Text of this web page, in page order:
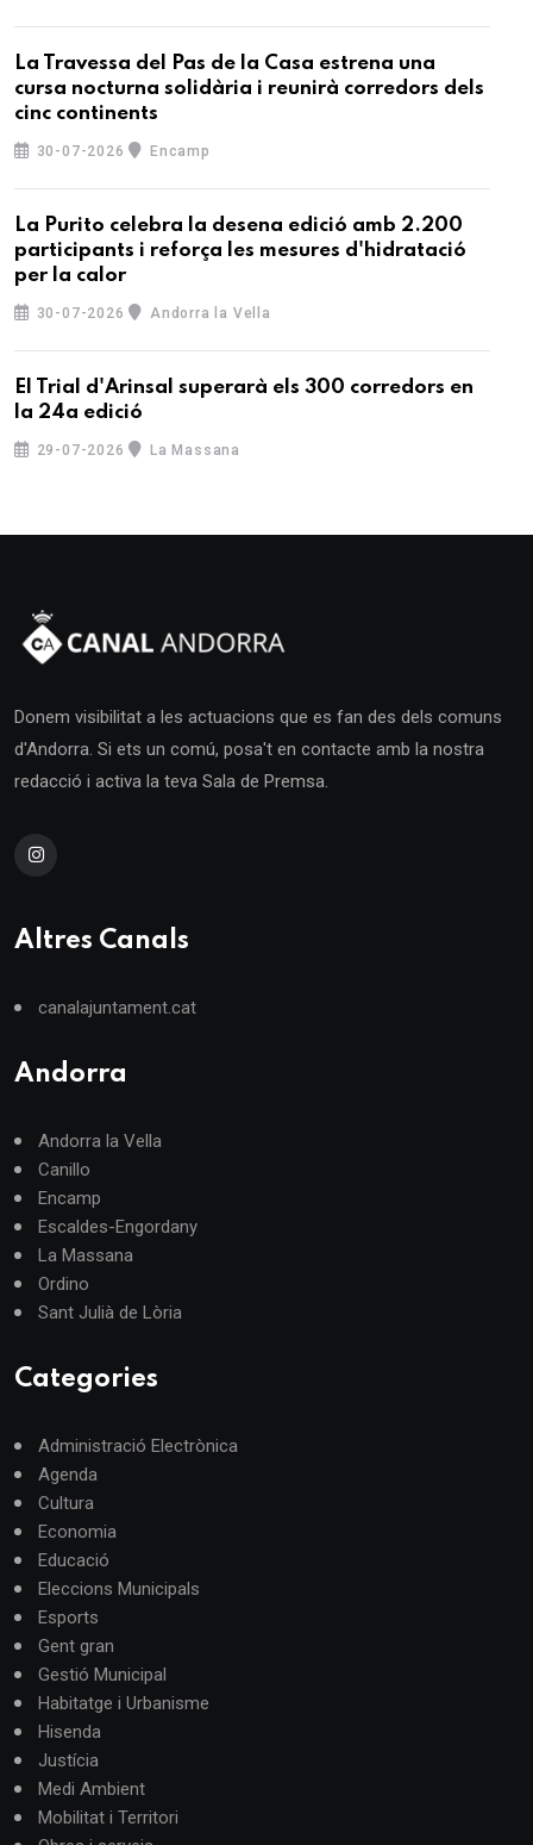
La Travessa del Pas de la Casa estrena una
cursa nocturna solidària i reunirà corredors dels
cinc continents
30-07-2026 Encamp
La Purito celebra la desena edició amb 2.200
participants i reforça les mesures d'hidratació
per la calor
30-07-2026 Andorra la Vella
El Trial d'Arinsal superarà els 300 corredors en
la 24a edició
29-07-2026 La Massana
Donem visibilitat a les actuacions que es fan des dels comuns
d'Andorra. Si ets un comú, posa't en contacte amb la nostra
redacció i activa la teva Sala de Premsa.
Altres Canals
canalajuntament.cat
Andorra
Andorra la Vella
Canillo
Encamp
Escaldes-Engordany
La Massana
Ordino
Sant Julià de Lòria
Categories
Administració Electrònica
Agenda
Cultura
Economia
Educació
Eleccions Municipals
Esports
Gent gran
Gestió Municipal
Habitatge i Urbanisme
Hisenda
Justícia
Medi Ambient
Mobilitat i Territori